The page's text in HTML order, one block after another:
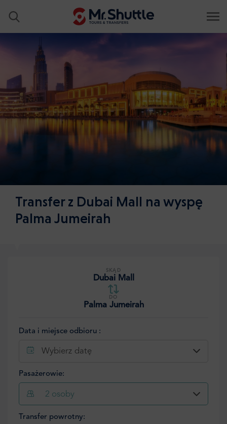
Transfer z Dubai Mall na wyspę
Palma Jumeirah
SKĄD
Dubai Mall
DO
Palma Jumeirah
Data i miejsce odbioru :
Wybierz datę
Pasażerowie:
2 osoby
Transfer powrotny: